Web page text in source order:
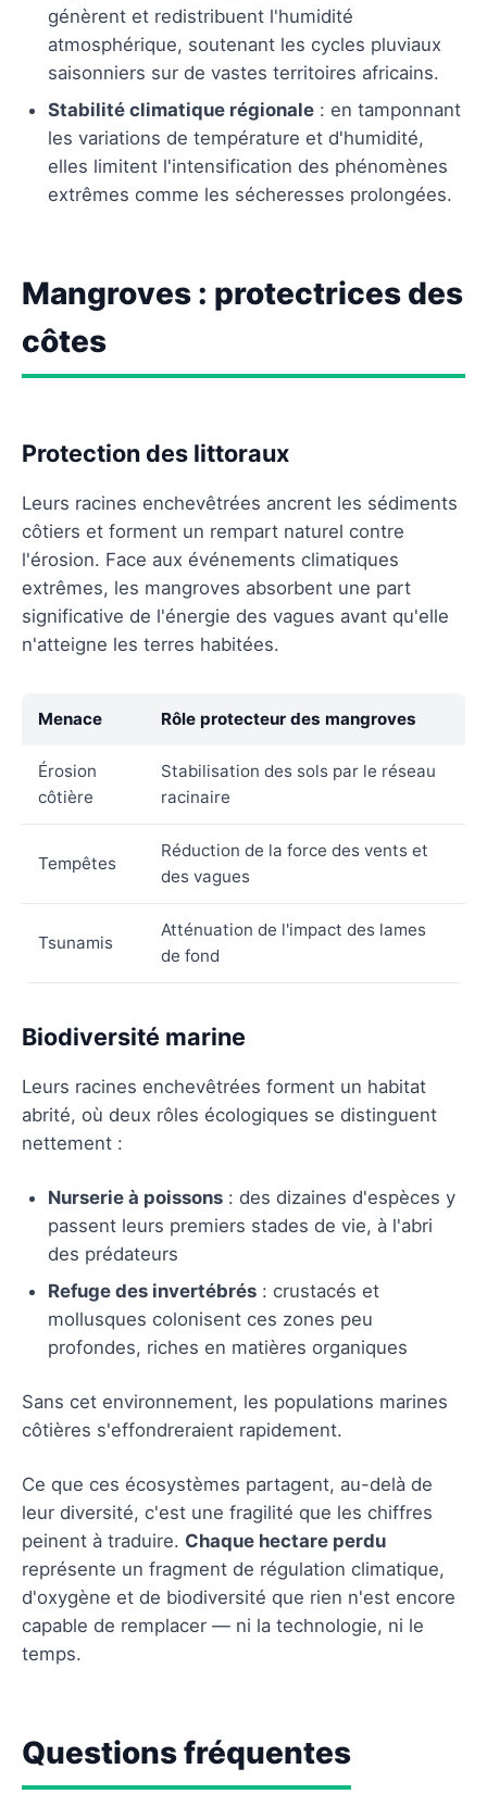
génèrent et redistribuent l'humidité
atmosphérique, soutenant les cycles pluviaux
saisonniers sur de vastes territoires africains.
Stabilité climatique régionale : en tamponnant
les variations de température et d'humidité,
elles limitent l'intensification des phénomènes
extrêmes comme les sécheresses prolongées.
Mangroves : protectrices des
côtes
Protection des littoraux
Leurs racines enchevêtrées ancrent les sédiments
côtiers et forment un rempart naturel contre
l'érosion. Face aux événements climatiques
extrêmes, les mangroves absorbent une part
significative de l'énergie des vagues avant qu'elle
n'atteigne les terres habitées.
Menace Rôle protecteur des mangroves
Érosion
côtière
Stabilisation des sols par le réseau
racinaire
Tempêtes
Réduction de la force des vents et
des vagues
Tsunamis
Atténuation de l'impact des lames
de fond
Biodiversité marine
Leurs racines enchevêtrées forment un habitat
abrité, où deux rôles écologiques se distinguent
nettement :
Nurserie à poissons : des dizaines d'espèces y
passent leurs premiers stades de vie, à l'abri
des prédateurs
Refuge des invertébrés : crustacés et
mollusques colonisent ces zones peu
profondes, riches en matières organiques
Sans cet environnement, les populations marines
côtières s'effondreraient rapidement.
Ce que ces écosystèmes partagent, au-delà de
leur diversité, c'est une fragilité que les chiffres
peinent à traduire. Chaque hectare perdu
représente un fragment de régulation climatique,
d'oxygène et de biodiversité que rien n'est encore
capable de remplacer — ni la technologie, ni le
temps.
Questions fréquentes